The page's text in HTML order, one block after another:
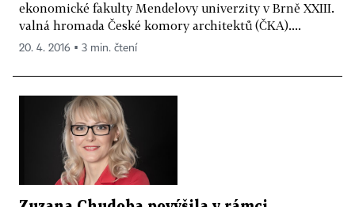
ekonomické fakulty Mendelovy univerzity v Brně XXIII.
valná hromada České komory architektů (ČKA)....
20. 4. 2016 ▪ 3 min. čtení